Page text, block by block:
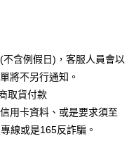
款⭐依訂購順序安排
取貨⭐依訂購順序安
不含例假日)，客服人員會以
將不另行通知。
取貨付款
用卡資料、或是要求須至
線或是165反詐騙。